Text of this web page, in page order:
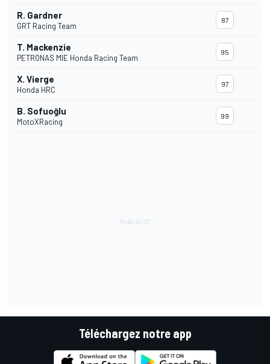
R. Gardner
GRT Racing Team
87
T. Mackenzie
PETRONAS MIE Honda Racing Team
95
X. Vierge
Honda HRC
97
B. Sofuoğlu
MotoXRacing
99
Téléchargez notre app